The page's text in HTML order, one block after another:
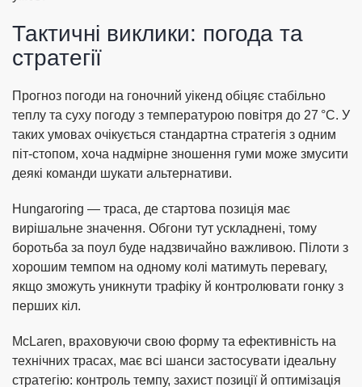
Тактичні виклики: погода та
стратегії
Прогноз погоди на гоночний уікенд обіцяє стабільно
теплу та суху погоду з температурою повітря до 27 °C. У
таких умовах очікується стандартна стратегія з одним
піт-стопом, хоча надмірне зношення гуми може змусити
деякі команди шукати альтернативи.
Hungaroring — траса, де стартова позиція має
вирішальне значення. Обгони тут ускладнені, тому
боротьба за поул буде надзвичайно важливою. Пілоти з
хорошим темпом на одному колі матимуть перевагу,
якщо зможуть уникнути трафіку й контролювати гонку з
перших кіл.
McLaren, враховуючи свою форму та ефективність на
технічних трасах, має всі шанси застосувати ідеальну
стратегію: контроль темпу, захист позиції й оптимізація